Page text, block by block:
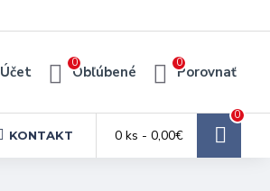
Účet Obľúbené
0
Porovnať
0
KONTAKT 0 ks - 0,00€
0